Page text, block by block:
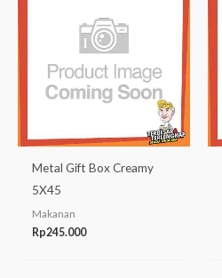
Metal Gift Box Creamy
5X45
Makanan
Rp245.000